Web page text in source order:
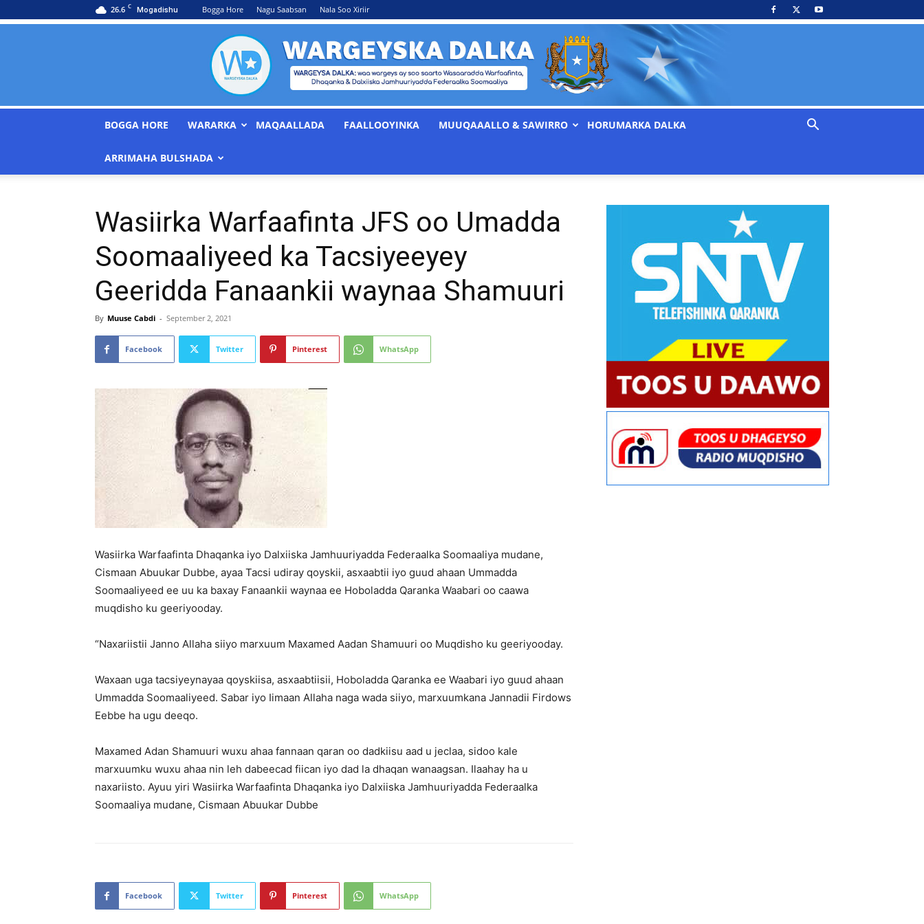
26.6 C Mogadishu Bogga Hore Nagu Saabsan Nala Soo Xiriir
BOGGA HORE WARARKA MAQAALLADA FAALLOOYINKA MUUQAAALLO & SAWIRRO HORUMARKA DALKA
ARRIMAHA BULSHADA
Wasiirka Warfaafinta JFS oo Umadda
Soomaaliyeed ka Tacsiyeeyey
Geeridda Fanaankii waynaa Shamuuri
By Muuse Cabdi - September 2, 2021
Facebook Twitter Pinterest WhatsApp
Wasiirka Warfaafinta Dhaqanka iyo Dalxiiska Jamhuuriyadda Federaalka Soomaaliya mudane,
Cismaan Abuukar Dubbe, ayaa Tacsi udiray qoyskii, asxaabtii iyo guud ahaan Ummadda
Soomaaliyeed ee uu ka baxay Fanaankii waynaa ee Hoboladda Qaranka Waabari oo caawa
muqdisho ku geeriyooday.
“Naxariistii Janno Allaha siiyo marxuum Maxamed Aadan Shamuuri oo Muqdisho ku geeriyooday.
Waxaan uga tacsiyeynayaa qoyskiisa, asxaabtiisii, Hoboladda Qaranka ee Waabari iyo guud ahaan
Ummadda Soomaaliyeed. Sabar iyo Iimaan Allaha naga wada siiyo, marxuumkana Jannadii Firdows
Eebbe ha ugu deeqo.
Maxamed Adan Shamuuri wuxu ahaa fannaan qaran oo dadkiisu aad u jeclaa, sidoo kale
marxuumku wuxu ahaa nin leh dabeecad fiican iyo dad la dhaqan wanaagsan. Ilaahay ha u
naxariisto. Ayuu yiri Wasiirka Warfaafinta Dhaqanka iyo Dalxiiska Jamhuuriyadda Federaalka
Soomaaliya mudane, Cismaan Abuukar Dubbe
Facebook Twitter Pinterest WhatsApp